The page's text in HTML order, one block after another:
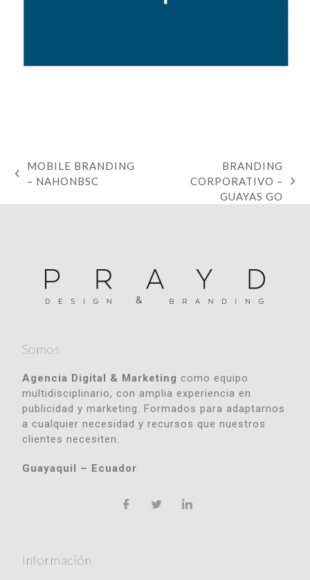
MOBILE BRANDING
– NAHONBSC
BRANDING
CORPORATIVO –
GUAYAS GO
Somos
Agencia Digital & Marketing como equipo
multidisciplinario, con amplia experiencia en
publicidad y marketing. Formados para adaptarnos
a cualquier necesidad y recursos que nuestros
clientes necesiten.
Guayaquil – Ecuador
Información